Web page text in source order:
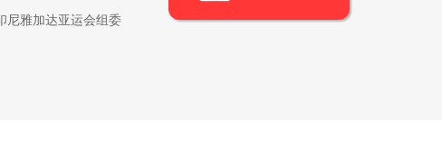
尼雅加达亚运会组委